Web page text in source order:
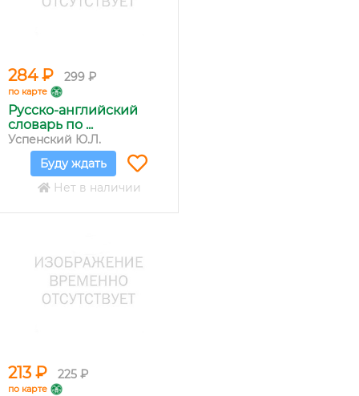
284 ₽ 299 ₽
по карте
Русско-английский
словарь по ...
Успенский Ю.Л.
Буду ждать
Нет в наличии
213 ₽ 225 ₽
по карте